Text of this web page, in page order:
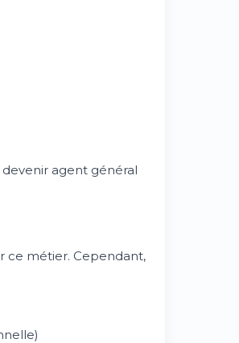
agent général
ce métier. Cependant,